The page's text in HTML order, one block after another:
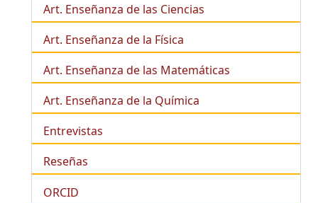
Art. Enseñanza de las Ciencias
Art. Enseñanza de la Física
Art. Enseñanza de las Matemáticas
Art. Enseñanza de la Química
Entrevistas
Reseñas
ORCID